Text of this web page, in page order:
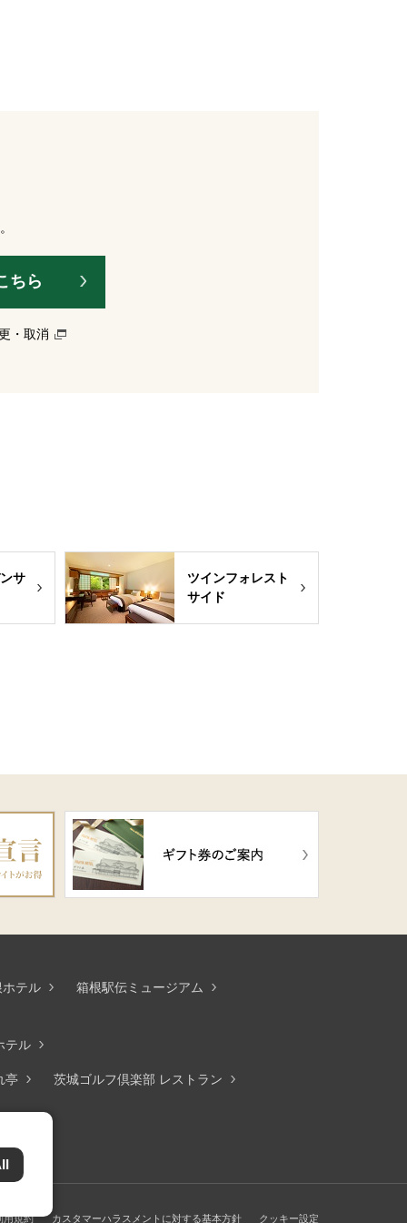
ちら
・取消
サ
ツインフォレスト
サイド
ホテル 箱根駅伝ミュージアム
テル
亭 茨城ゴルフ倶楽部 レストラン
用規約 カスタマーハラスメントに対する基本方針 クッキー設定